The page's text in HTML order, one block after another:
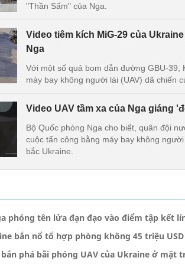
"Thần Sấm" của Nga.
Video tiêm kích MiG-29 của
Nga
Với một số quả bom dẫn đường GBU-39,
máy bay không người lái (UAV) dã chiến
Video UAV tầm xa của Nga giáng
Bộ Quốc phòng Nga cho biết, quân đội
cuộc tấn công bằng máy bay không
bắc Ukraine.
phóng tên lửa đạn đạo vào điểm tập kết
bắn nổ tổ hợp phòng không 45 triệu
phá bãi phóng UAV của Ukraine ở mặt